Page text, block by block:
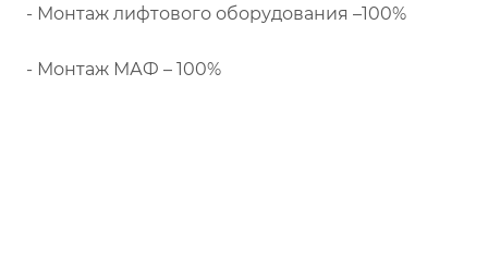
- Монтаж лифтового оборудования –100%
- Монтаж МАФ – 100%